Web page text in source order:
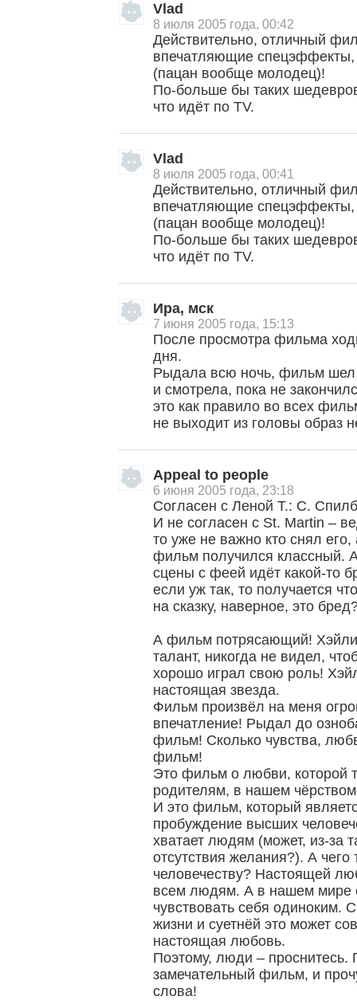
Vlad
8 июля 2005 года, 00:42
Действительно, отличный
впечатляющие
(пацан вообще молодец)!
По-больше бы таких
что идёт по TV.
Vlad
8 июля 2005 года, 00:41
Действительно, отличный
впечатляющие
(пацан вообще молодец)!
По-больше бы таких
что идёт по TV.
Ира, мск
7 июня 2005 года, 15:13
После просмотра фильма
дня.
Рыдала всю ночь, фильм шел
и смотрела, пока не
это как правило во всех
не выходит из головы образ
Appeal to people
6 июня 2005 года, 23:18
Согласен с Леной Т.: С.
И не согласен с St. Martin –
то уже не важно кто снял
фильм получился классный.
сцены с феей идёт какой-то
если уж так, то получается
на сказку, наверное, это
А фильм потрясающий!
талант, никогда не видел,
хорошо играл свою роль!
настоящая звезда.
Фильм произвёл на меня
впечатление! Рыдал до
фильм! Сколько чувства,
фильм!
Это фильм о любви, которой
родителям, в нашем
И это фильм, который
пробуждение высших
хватает людям (может, из-за
отсутствия желания?). А чего
человечеству? Настоящей
всем людям. А в нашем мире
чувствовать себя одиноким.
жизни и суетнёй это может
настоящая любовь.
Поэтому, люди – проснитесь.
замечательный фильм, и
слова!